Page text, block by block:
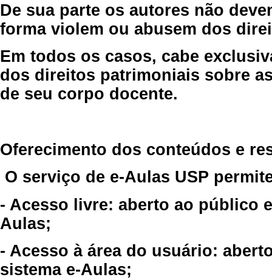
De sua parte os autores não
forma violem ou abusem dos
Em todos os casos, cabe
dos direitos patrimoniais sobre
de seu corpo docente.
Oferecimento dos conteúdos e
O serviço de e-Aulas USP
- Acesso livre: aberto ao público
Aulas;
- Acesso à área do usuário:
sistema e-Aulas;